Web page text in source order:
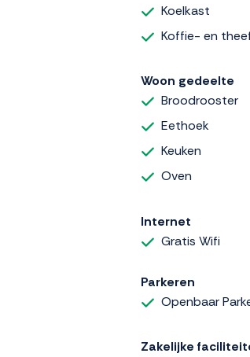
Koelkast
Koffie- en
Woon gedeelte
Broodrooster
Eethoek
Keuken
Oven
Internet
Gratis Wifi
Parkeren
Openbaar
Zakelijke